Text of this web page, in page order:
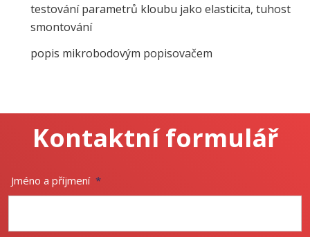
testování parametrů kloubu jako elasticita, tuhost
smontování
popis mikrobodovým popisovačem
Kontaktní formulář
Jméno a příjmení *